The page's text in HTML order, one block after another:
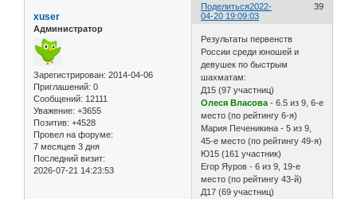
Поделиться 39
2022-
04-20 19:09:03
xuser
Администратор
Зарегистрирован: 2014-04-06
Приглашений: 0
Сообщений: 12111
Уважение: +3655
Позитив: +4528
Провел на форуме:
7 месяцев 3 дня
Последний визит:
2026-07-21 14:23:53
Результаты первенств
России среди юношей и
девушек по быстрым
шахматам:
Д15 (97 участниц)
Олеся Власова - 6.5 из 9, 6-е
место (по рейтингу 6-я)
Мария Печеникина - 5 из 9,
45-е место (по рейтингу 49-я)
Ю15 (161 участник)
Егор Яуров - 6 из 9, 19-е
место (по рейтингу 43-й)
Д17 (69 участниц)